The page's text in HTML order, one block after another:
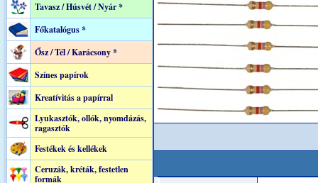
Tavasz / Húsvét / Nyár *
Főkatalógus *
Ősz / Tél / Karácsony *
Színes papírok
Kreatívitás a papírral
Lyukasztók, ollók, nyomdázás,
ragasztók
Festékek és kellékek
Ceruzák, kréták, festetlen
formák